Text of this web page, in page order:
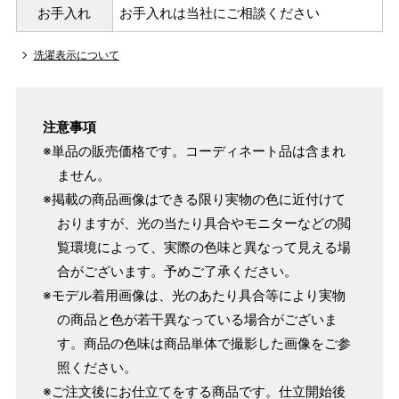
S ～85cm
4尺5分
M
～160cm
4尺2寸
MW
4尺3寸
～165cm
～98cm
165cm
4尺3寸5分
LW ～105cm
4尺4寸
～170cm ～98cm
170cm
お手入れ お手入れは当社にご相談ください
洗濯表示について
注意事項
※単品の販売価格です。コーディネート品は含まれ
ません。
※掲載の商品画像はできる限り実物の色に近付けて
おりますが、光の当たり具合やモニターなどの閲
覧環境によって、実際の色味と異なって見える場
合がございます。予めご了承ください。
※モデル着用画像は、光のあたり具合等により実物
の商品と色が若干異なっている場合がございま
す。商品の色味は商品単体で撮影した画像をご参
照ください。
※ご注文後にお仕立てをする商品です。仕立開始後